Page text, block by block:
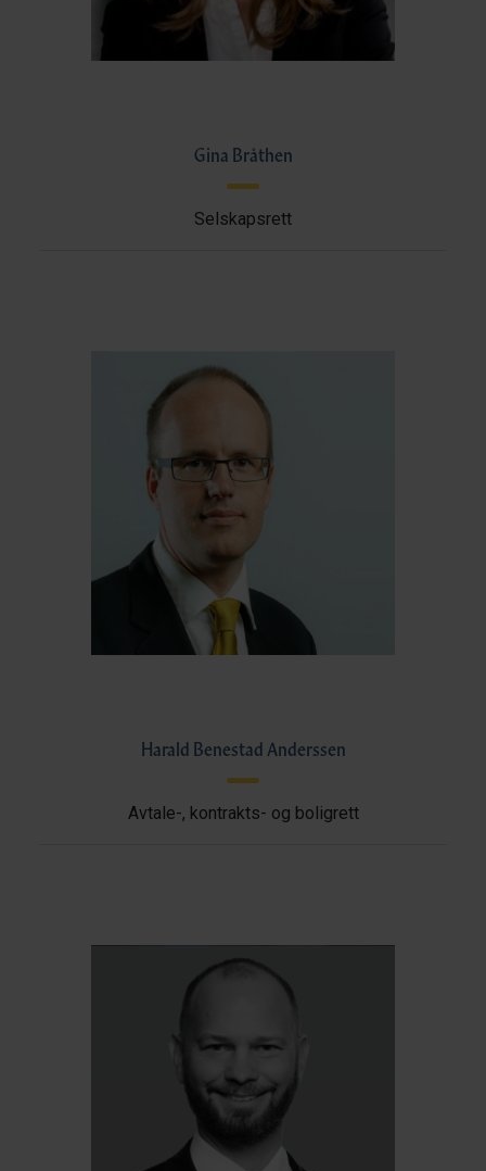
Gina Bråthen
Selskapsrett
Harald Benestad Anderssen
Avtale-, kontrakts- og boligrett